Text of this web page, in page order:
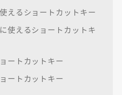
えるショートカットキー
使えるショートカットキ
ートカットキー
ートカットキー